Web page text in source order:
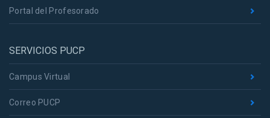
Portal del Profesorado
SERVICIOS PUCP
Campus Virtual
Correo PUCP